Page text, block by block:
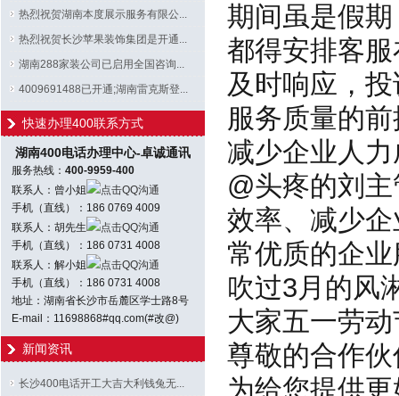
热烈祝贺湖南本度展示服务有限公...
热烈祝贺长沙苹果装饰集团是开通...
湖南288家装公司已启用全国咨询...
4009691488已开通;湖南雷克斯登...
快速办理400联系方式
湖南400电话办理中心-卓诚通讯
服务热线： 400-9959-400
联系人：曾小姐
点击QQ沟通
手机（直线）：186 0769 4009
联系人：胡先生
点击QQ沟通
手机（直线）：186 0731 4008
联系人：解小姐
点击QQ沟通
手机（直线）：186 0731 4008
地址：湖南省长沙市岳麓区学士路8号
E-mail：11698868#qq.com(#改@)
新闻资讯
长沙400电话开工大吉大利钱兔无...
期间虽是假
都得安排客
及时响应，
服务质量的
减少企业人
@头疼的刘
效率、减少
常优质的企
吹过3月的风
大家五一劳
尊敬的合作
为给您提供